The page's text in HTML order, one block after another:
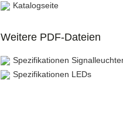
Katalogseite
Weitere PDF-Dateien
Spezifikationen
Spezifikationen LEDs